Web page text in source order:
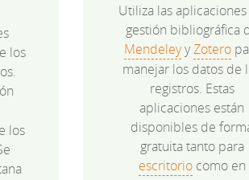
los
los
Utiliza las
gestión bibliográfica
MendeleyyZotero
manejar los datos de
registros. Estas
aplicaciones están
disponibles de
gratuita tanto para
escritoriocomo en